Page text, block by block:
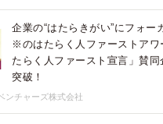
企業の“はたらきがい”にフォー
※のはたらく人ファーストアワ
たらく人ファースト宣言」賛
突破！
ンチャーズ株式会社